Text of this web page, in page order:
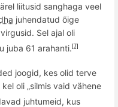
liitusid sanghaga veel
juhendatud õige
Sel ajal oli
juba 61 arahanti. [7]
joogid, kes olid terve
oli „silmis vaid vähene
juhtumeid, kus